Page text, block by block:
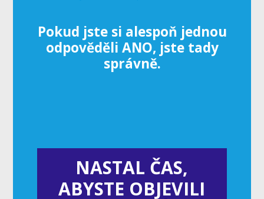
Pokud jste si alespoň jednou
odpověděli ANO, jste tady
správně.
NASTAL ČAS,
ABYSTE OBJEVILI